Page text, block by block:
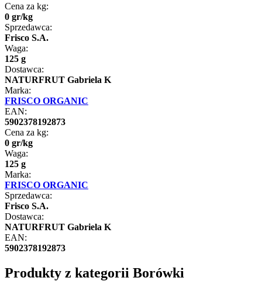
Cena za kg:
0 gr/kg
Sprzedawca:
Frisco S.A.
Waga:
125 g
Dostawca:
NATURFRUT Gabriela K
Marka:
FRISCO ORGANIC
EAN:
5902378192873
Cena za kg:
0 gr/kg
Waga:
125 g
Marka:
FRISCO ORGANIC
Sprzedawca:
Frisco S.A.
Dostawca:
NATURFRUT Gabriela K
EAN:
5902378192873
Produkty z kategorii Borówki